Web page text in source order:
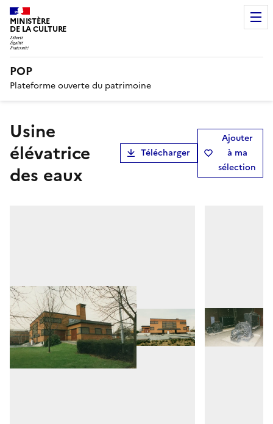
MINISTÈRE
DE LA CULTURE
POP
Plateforme ouverte du patrimoine
Usine
élévatrice
des eaux
Télécharger
Ajouter
à ma
sélection